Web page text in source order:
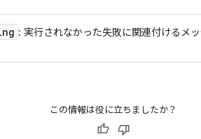
: 実行されなかった失敗に関連付けるメッ
この情報は役に立ちましたか？